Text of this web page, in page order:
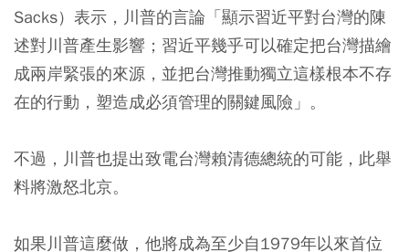
Sacks）表示，川普的言論「顯示習近平對台灣的陳
述對川普產生影響；習近平幾乎可以確定把台灣描繪
成兩岸緊張的來源，並把台灣推動獨立這樣根本不存
在的行動，塑造成必須管理的關鍵風險」。
不過，川普也提出致電台灣賴清德總統的可能，此舉
料將激怒北京。
如果川普這麼做，他將成為至少自1979年以來首位